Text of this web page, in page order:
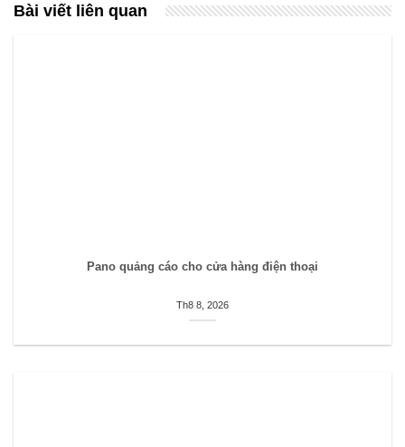
Bài viết liên quan
Pano quảng cáo cho cửa hàng điện thoại
Th8 8, 2026